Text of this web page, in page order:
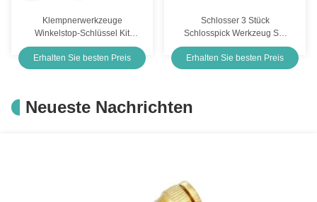
Klempnerwerkzeuge
Winkelstop-Schlüssel Kit
Kwik Tite Winkel-On-
Verstellungsschlüssel für
professionelle Klempner
Erhalten Sie besten Preis
Schlosser 3 Stück
Schlosspick Werkzeug Set
Tubular Pick
Erhalten Sie besten Preis
Neueste Nachrichten